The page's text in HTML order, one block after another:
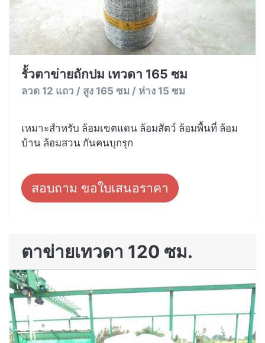
รั้วตาข่ายถักปม เทวดา 165 ซม
ลวด 12 แถว / สูง 165 ซม / ห่าง 15 ซม
เหมาะสำหรับ ล้อมเขตแดน ล้อมสัตว์ ล้อมพื้นที่ ล้อม
บ้าน ล้อมสวน กันคนบุกรุก
สอบถาม ขอใบเสนอราคา
ตาข่ายเทวดา 120 ซม.